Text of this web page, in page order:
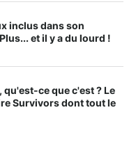
inclus dans son
et il y a du lourd !
ce que c'est ? Le
Survivors dont tout le